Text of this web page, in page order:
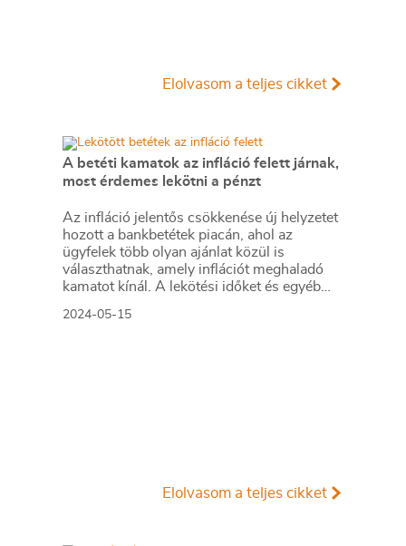
Elolvasom a teljes cikket
A betéti kamatok az infláció felett járnak,
most érdemes lekötni a pénzt
Az infláció jelentős csökkenése új helyzetet
hozott a bankbetétek piacán, ahol az
ügyfelek több olyan ajánlat közül is
választhatnak, amely inflációt meghaladó
kamatot kínál. A lekötési időket és egyéb
összehasonlítani, így kiválasztva a nekünk
2024-05-15
Elolvasom a teljes cikket